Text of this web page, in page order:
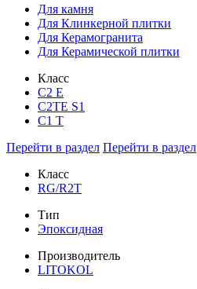
Для камня
Для Клинкерной плитки
Для Керамогранита
Для Керамической плитки
Класс
С2 Е
C2TE S1
C1 T
Перейти в раздел Перейти в раздел
Класс
RG/R2T
Тип
Эпоксидная
Производитель
LITOKOL